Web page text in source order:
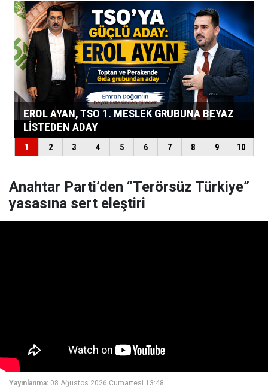
Anahtar Parti’den “Terörsüz Türkiye”
yasasına sert eleştiri
Yayınlanma: 08 Ağustos 2026 Cumartesi 13:48